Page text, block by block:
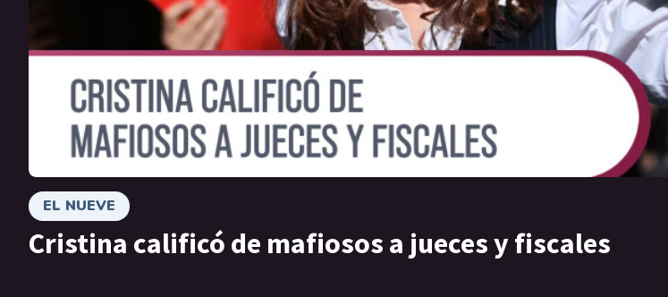
EL NUEVE
Cristina calificó de mafiosos a jueces y fiscales